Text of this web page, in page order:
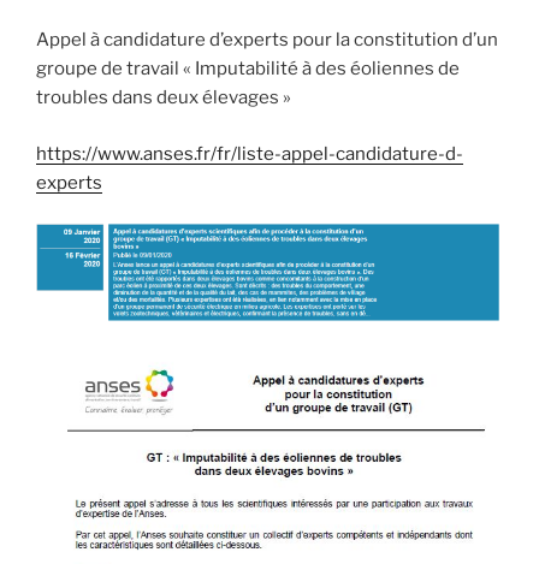
Appel à candidature d’experts pour la constitution d’un
groupe de travail « Imputabilité à des éoliennes de
troubles dans deux élevages »
https://www.anses.fr/fr/liste-appel-candidature-d-
experts